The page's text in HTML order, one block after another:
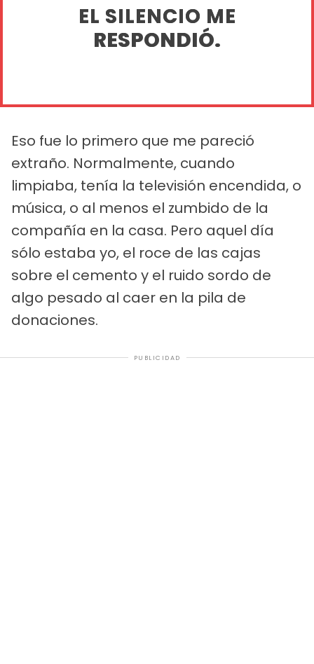
EL SILENCIO ME
RESPONDIÓ.
Eso fue lo primero que me pareció
extraño. Normalmente, cuando
limpiaba, tenía la televisión encendida, o
música, o al menos el zumbido de la
compañía en la casa. Pero aquel día
sólo estaba yo, el roce de las cajas
sobre el cemento y el ruido sordo de
algo pesado al caer en la pila de
donaciones.
PUBLICIDAD